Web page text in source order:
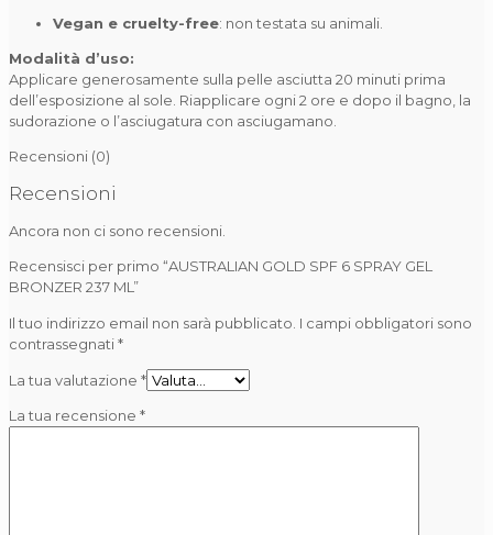
Vegan e cruelty-free: non testata su animali.
Modalità d’uso:
Applicare generosamente sulla pelle asciutta 20 minuti prima
dell’esposizione al sole. Riapplicare ogni 2 ore e dopo il bagno, la
sudorazione o l’asciugatura con asciugamano.
Recensioni (0)
Recensioni
Ancora non ci sono recensioni.
Recensisci per primo “AUSTRALIAN GOLD SPF 6 SPRAY GEL
BRONZER 237 ML”
Il tuo indirizzo email non sarà pubblicato. I campi obbligatori sono
contrassegnati*
La tua valutazione *
La tua recensione *